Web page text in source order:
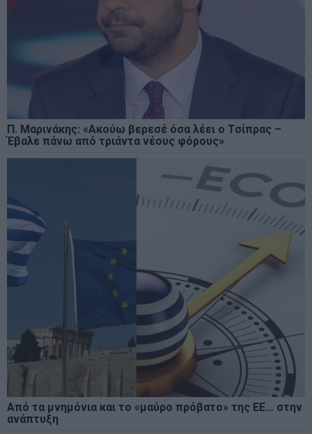
Π. Μαρινάκης: «Ακούω βερεσέ όσα λέει ο Τσίπρας –
Έβαλε πάνω από τριάντα νέους φόρους»
Από τα μνημόνια και το «μαύρο πρόβατο» της ΕΕ… στην
ανάπτυξη